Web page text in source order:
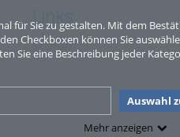
für Sie zu gestalten. Mit dem
Checkboxen können Sie
Sie eine Beschreibung jeder
Auswahl
Mehr anzeigen
Links
Sitemap